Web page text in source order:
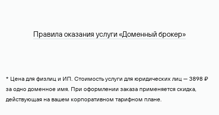
Правила оказания услуги «Доменный брокер»
* Цена для физлиц и ИП. Стоимость услуги для юридических лиц — 3898 ₽
за одно доменное имя. При оформлении заказа применяется скидка,
действующая на вашем корпоративном тарифном плане.